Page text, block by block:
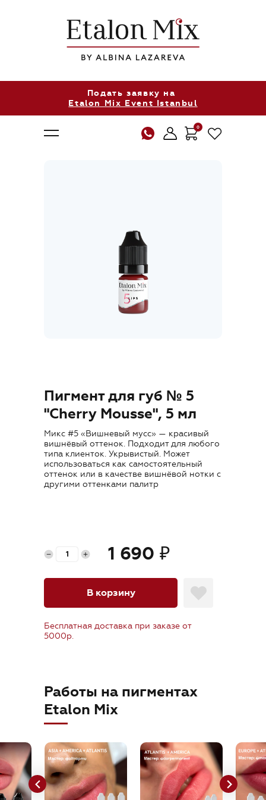
Подать заявку на
Etalon Mix Event Istanbul
0
Продукция
Где купить
Обучение
RU
Пигмент для губ № 5
"Cherry Mousse", 5 мл
Микс #5 «Вишневый мусс» — красивый
вишнёвый оттенок. Подходит для любого
типа клиенток. Укрывистый. Может
использоваться как самостоятельный
оттенок или в качестве вишнёвой нотки с
другими оттенками палитр
1 690 ₽
В корзину
Бесплатная доставка при заказе от
5000р.
Работы на пигментах
Etalon Mix